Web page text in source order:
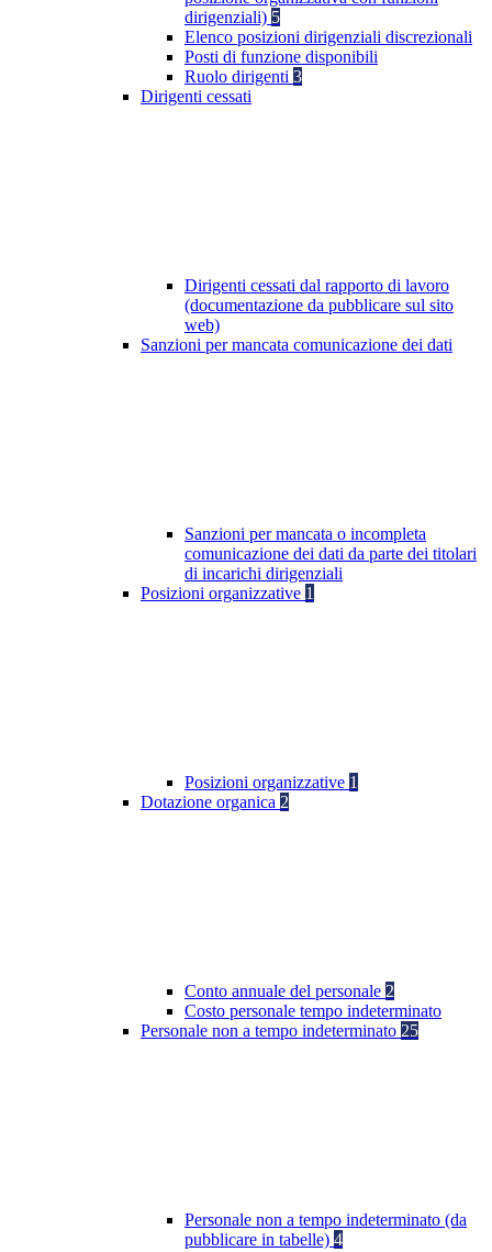
dirigenziali) 5
Elenco posizioni dirigenziali discrezionali
Posti di funzione disponibili
Ruolo dirigenti 3
Dirigenti cessati
Dirigenti cessati dal rapporto di lavoro
(documentazione da pubblicare sul sito
web)
Sanzioni per mancata comunicazione dei dati
Sanzioni per mancata o incompleta
comunicazione dei dati da parte dei titolari
di incarichi dirigenziali
Posizioni organizzative 1
Posizioni organizzative 1
Dotazione organica 2
Conto annuale del personale 2
Costo personale tempo indeterminato
Personale non a tempo indeterminato 25
Personale non a tempo indeterminato (da
pubblicare in tabelle) 4